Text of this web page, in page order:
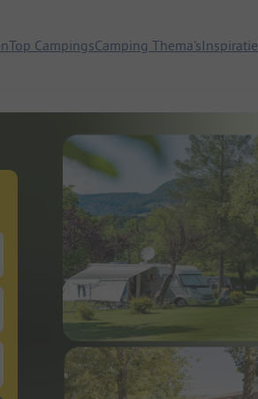
Top CampingsCamping Thema'sInspiratie